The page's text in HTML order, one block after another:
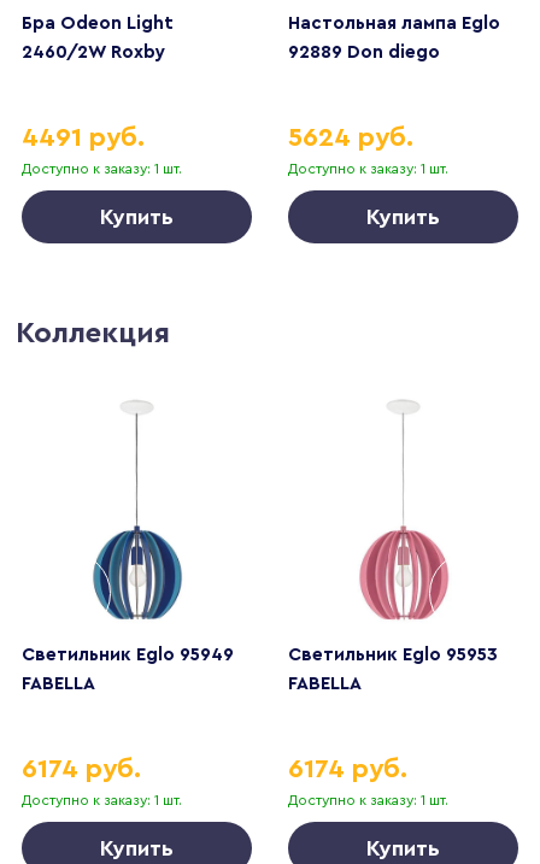
Бра Odeon Light
2460/2W Roxby
Доступно к заказу: 1 шт.
4491 руб.
Купить
Настольная лампа Eglo
92889 Don diego
Доступно к заказу: 1 шт.
5624 руб.
Купить
Коллекция
Светильник Eglo 95949
FABELLA
Доступно к заказу: 1 шт.
6174 руб.
Купить
Светильник Eglo 95953
FABELLA
Доступно к заказу: 1 шт.
6174 руб.
Купить